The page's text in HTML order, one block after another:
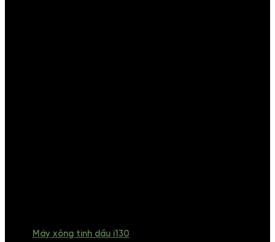
Máy xông tinh dầu i130